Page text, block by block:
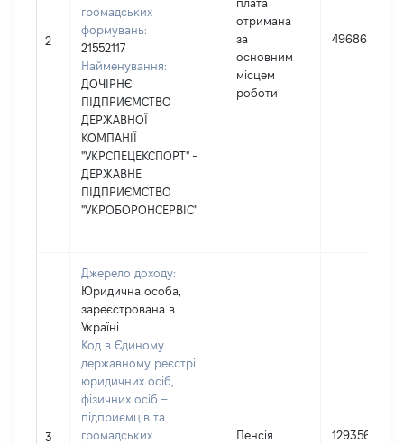
2
громадських
формувань:
21552117
Найменування:
ДОЧІРНЄ
ПІДПРИЄМСТВО
ДЕРЖАВНОЇ
КОМПАНІЇ
"УКРСПЕЦЕКСПОРТ" -
ДЕРЖАВНЕ
ПІДПРИЄМСТВО
"УКРОБОРОНСЕРВІС"
плата
отримана
за
основним
місцем
роботи
496865
3
Джерело доходу:
Юридична особа,
зареєстрована в
Україні
Код в Єдиному
державному реєстрі
юридичних осіб,
фізичних осіб –
підприємців та
громадських
Пенсія 129356